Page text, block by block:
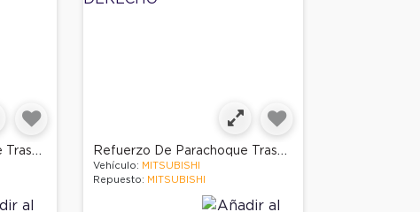
Refuerzo De Parachoque Trasero Refuerzo De Parachoque Trasero Derecho
Vehículo: MITSUBISHI
Repuesto: MITSUBISHI